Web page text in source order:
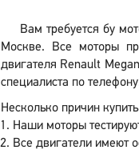
Вам требуется бу
Москве. Все моторы
двигателя Renault
специалиста по
Несколько причин
Наши моторы
Все двигатели имеют